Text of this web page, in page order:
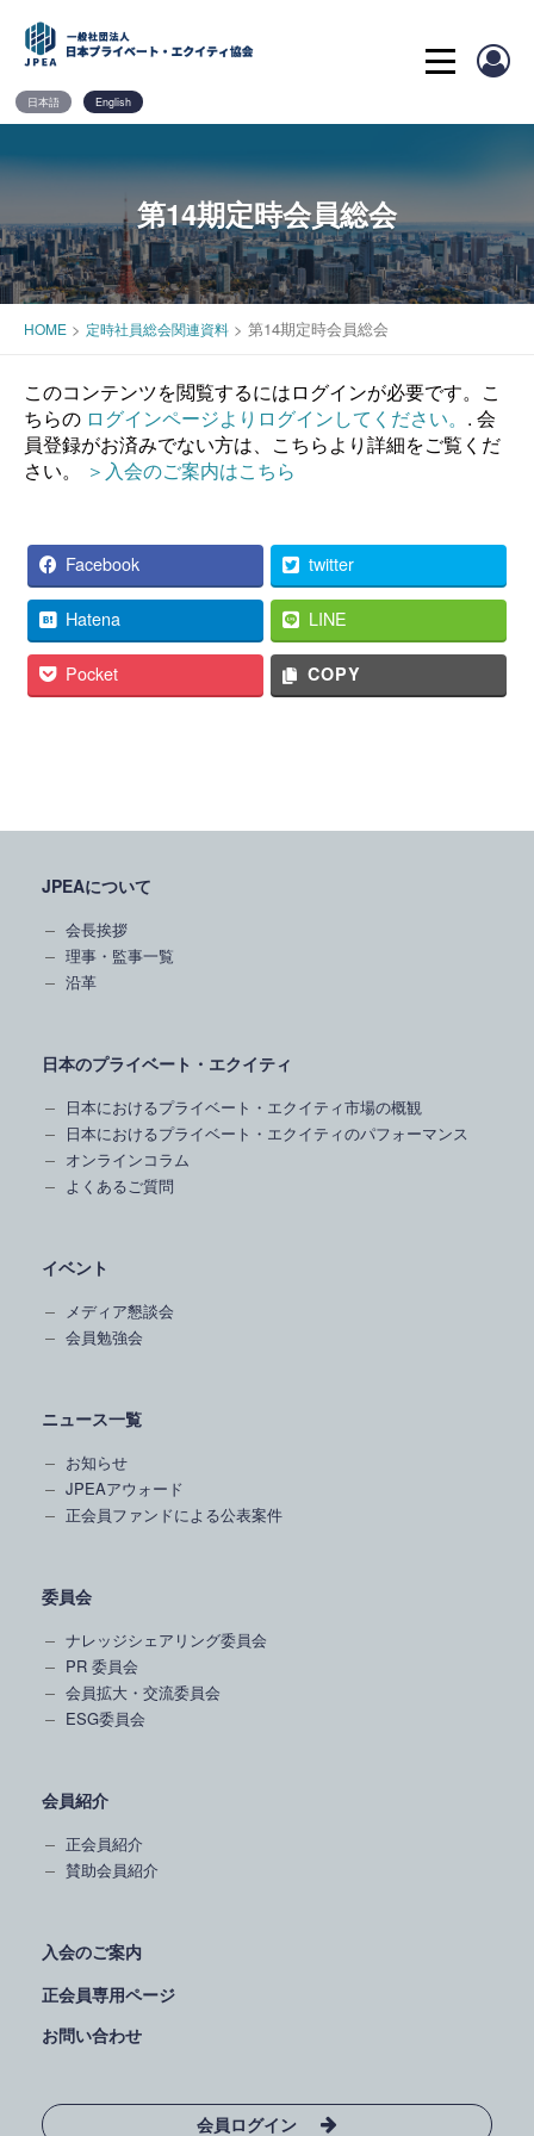
content
日本語 English
第14期定時会員総会
HOME > 定時社員総会関連資料 > 第14期定時会員総会
このコンテンツを閲覧するにはログインが必要です。こ
ちらの ログインページよりログインしてください。 . 会
員登録がお済みでない方は、こちらより詳細をご覧くだ
さい。
＞入会のご案内はこちら
Facebook twitter
Hatena LINE
Pocket COPY
JPEAについて
会長挨拶
理事・監事一覧
沿革
日本のプライベート・エクイティ
日本におけるプライベート・エクイティ市場の概観
日本におけるプライベート・エクイティのパフォーマンス
オンラインコラム
よくあるご質問
イベント
メディア懇談会
会員勉強会
ニュース一覧
お知らせ
JPEAアウォード
正会員ファンドによる公表案件
委員会
ナレッジシェアリング委員会
PR 委員会
会員拡大・交流委員会
ESG委員会
会員紹介
正会員紹介
賛助会員紹介
入会のご案内
正会員専用ページ
お問い合わせ
会員ログイン